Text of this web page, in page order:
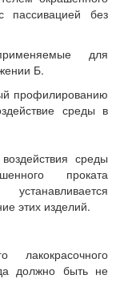
пассивацией без
для
Б.
профилированию
среды в
среды
проката
этих изделий.
лакокрасочного
должно быть не